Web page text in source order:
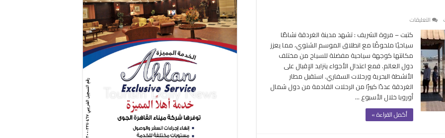
التعليقات
مفضلة
لكل
سياح
العالم
..
نشاط
كبير
في
الغردقة
كتبت – مروة الشريف : تشهد مدينة الغردقة نشاطًا
سياحيًا ملحوظًا مع انطلاق الموسم الشتوي، مما يعزز
مكانتها كوجهة سياحية مفضلة للسياح من مختلف
دول العالم. فمع اعتدال الأجواء يتزايد الإقبال على
الأنشطة البحرية ورحلات السفاري. استقبل مطار
الغردقة عددًا كبيرًا من الرحلات القادمة من دول شمال
أوروبا خلال الأسبوع …
أكمل القراءة »